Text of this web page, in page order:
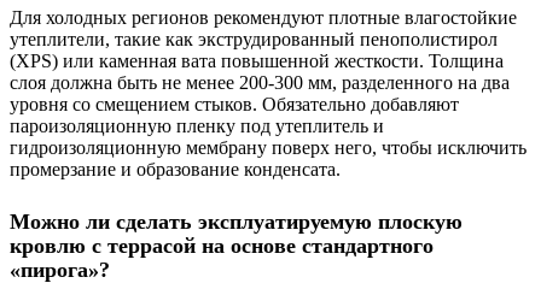
Для холодных регионов рекомендуют плотные влагостойкие
утеплители, такие как экструдированный пенополистирол
(XPS) или каменная вата повышенной жесткости. Толщина
слоя должна быть не менее 200-300 мм, разделенного на два
уровня со смещением стыков. Обязательно добавляют
пароизоляционную пленку под утеплитель и
гидроизоляционную мембрану поверх него, чтобы исключить
промерзание и образование конденсата.
Можно ли сделать эксплуатируемую плоскую
кровлю с террасой на основе стандартного
«пирога»?